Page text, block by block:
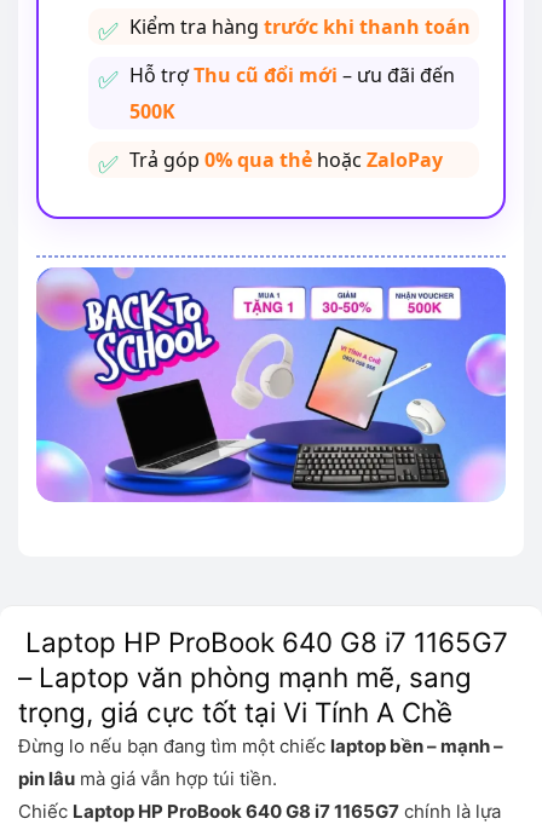
Kiểm tra hàng trước khi thanh toán
Hỗ trợThu cũ đổi mới – ưu đãi đến
500K
Trả góp 0% qua thẻhoặc ZaloPay
Laptop HP ProBook 640 G8 i7 1165G7
– Laptop văn phòng mạnh mẽ, sang
trọng, giá cực tốt tại Vi Tính A Chề
Đừng lo nếu bạn đang tìm một chiếc laptop bền – mạnh –
pin lâu mà giá vẫn hợp túi tiền.
Chiếc Laptop HP ProBook 640 G8 i7 1165G7 chính là lựa